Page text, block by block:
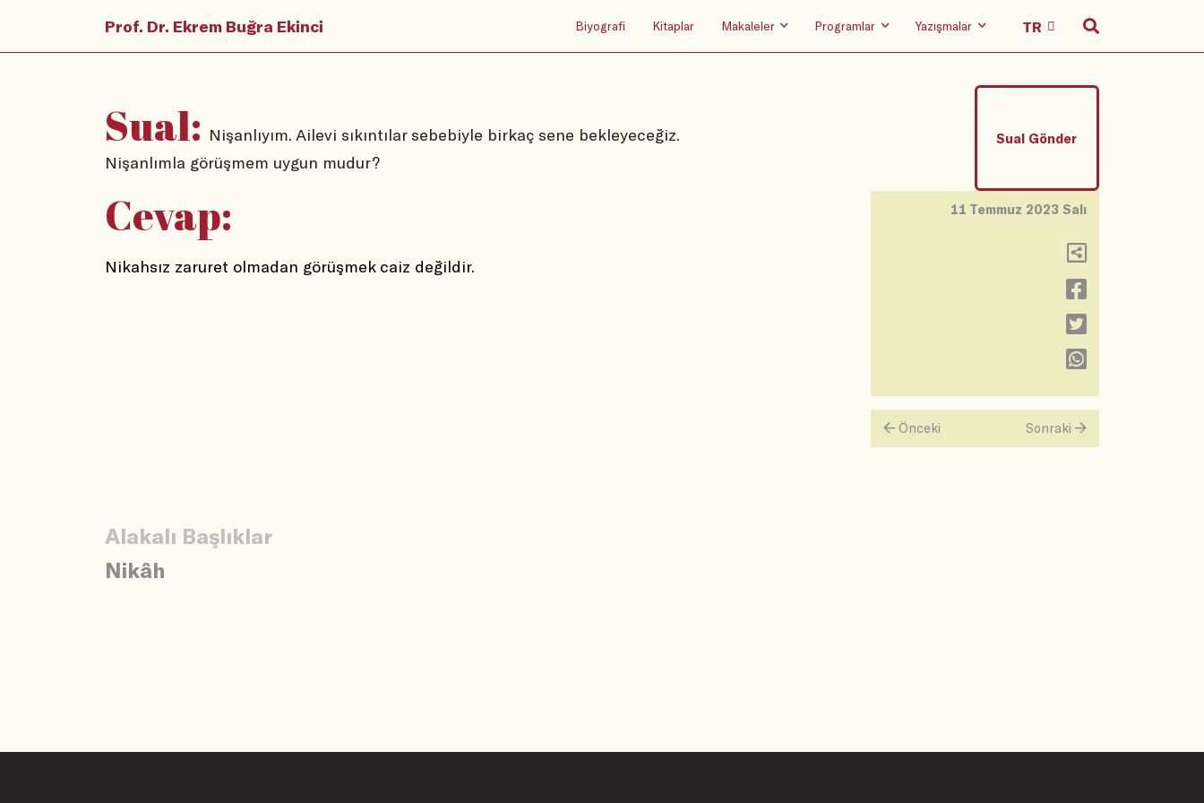
Prof. Dr. Ekrem Buğra Ekinci Biyografi Kitaplar Makaleler Programlar Yazışmalar
Sual: Nişanlıyım. Ailevi sıkıntılar sebebiyle birkaç sene bekleyeceğiz.
Nişanlımla görüşmem uygun mudur?
Sual Gönder
Cevap:
Nikahsız zaruret olmadan görüşmek caiz değildir.
11 Temmuz 2023 Salı
Önceki Sonraki
Alakalı Başlıklar
Nikâh